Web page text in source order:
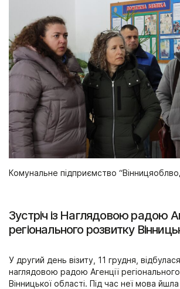
Комунальне підприємство
Зустріч із Наглядовою радою
регіонального розвитку
У другий день візиту, 11 грудня, відбулася
наглядовою радою Агенції
Вінницької області. Під час неї мова